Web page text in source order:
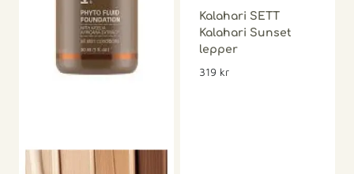
Kalahari SETT
Kalahari Sunset
lepper
319 kr